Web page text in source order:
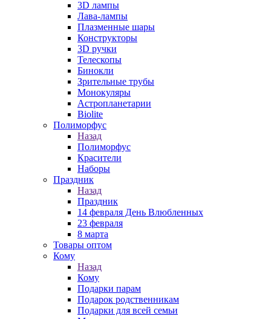
3D лампы
Лава-лампы
Плазменные шары
Конструкторы
3D ручки
Телескопы
Бинокли
Зрительные трубы
Монокуляры
Астропланетарии
Biolite
Полиморфус
Назад
Полиморфус
Красители
Наборы
Праздник
Назад
Праздник
14 февраля День Влюбленных
23 февраля
8 марта
Товары оптом
Кому
Назад
Кому
Подарки парам
Подарок родственникам
Подарки для всей семьи